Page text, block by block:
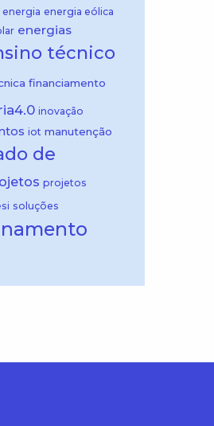
energia energia eólica
energias
técnico
financiamento
inovação
iot manutenção
de
projetos
soluções